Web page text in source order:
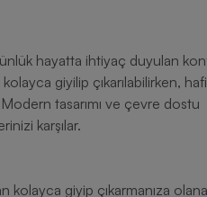
hayatta ihtiyaç duyulan
giyilip çıkarılabilirken,
karşılar.
kolayca giyip çıkarmanıza